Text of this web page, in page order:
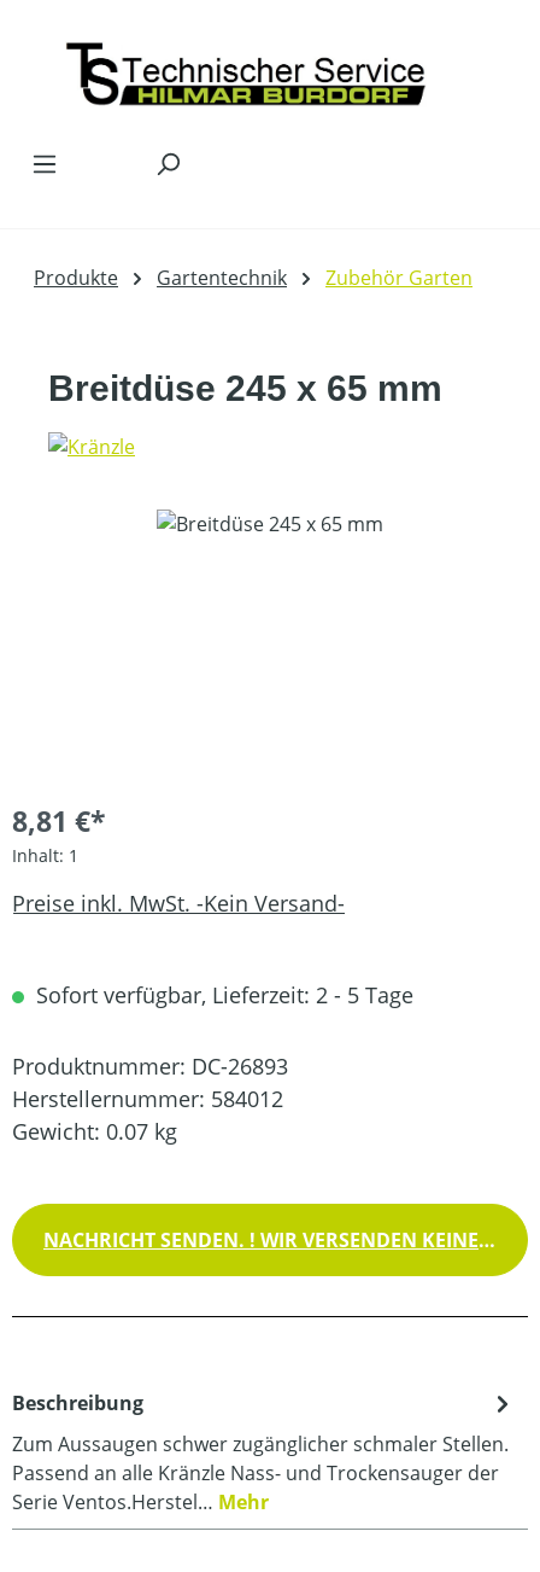
Produkte Gartentechnik Zubehör Garten
Breitdüse 245 x 65 mm
Bildergalerie überspringen
8,81 €*
Inhalt: 1
Preise inkl. MwSt. -Kein Versand-
Sofort verfügbar, Lieferzeit: 2 - 5 Tage
Produktnummer: DC-26893
Herstellernummer: 584012
Gewicht: 0.07 kg
NACHRICHT SENDEN. ! WIR VERSENDEN KEINE WAREN !
Beschreibung
Zum Aussaugen schwer zugänglicher schmaler Stellen.
Passend an alle Kränzle Nass- und Trockensauger der
Serie Ventos.Herstel… Mehr